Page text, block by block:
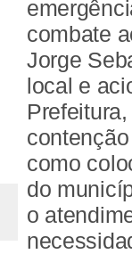
combate
Jorge
local e
como
do
o